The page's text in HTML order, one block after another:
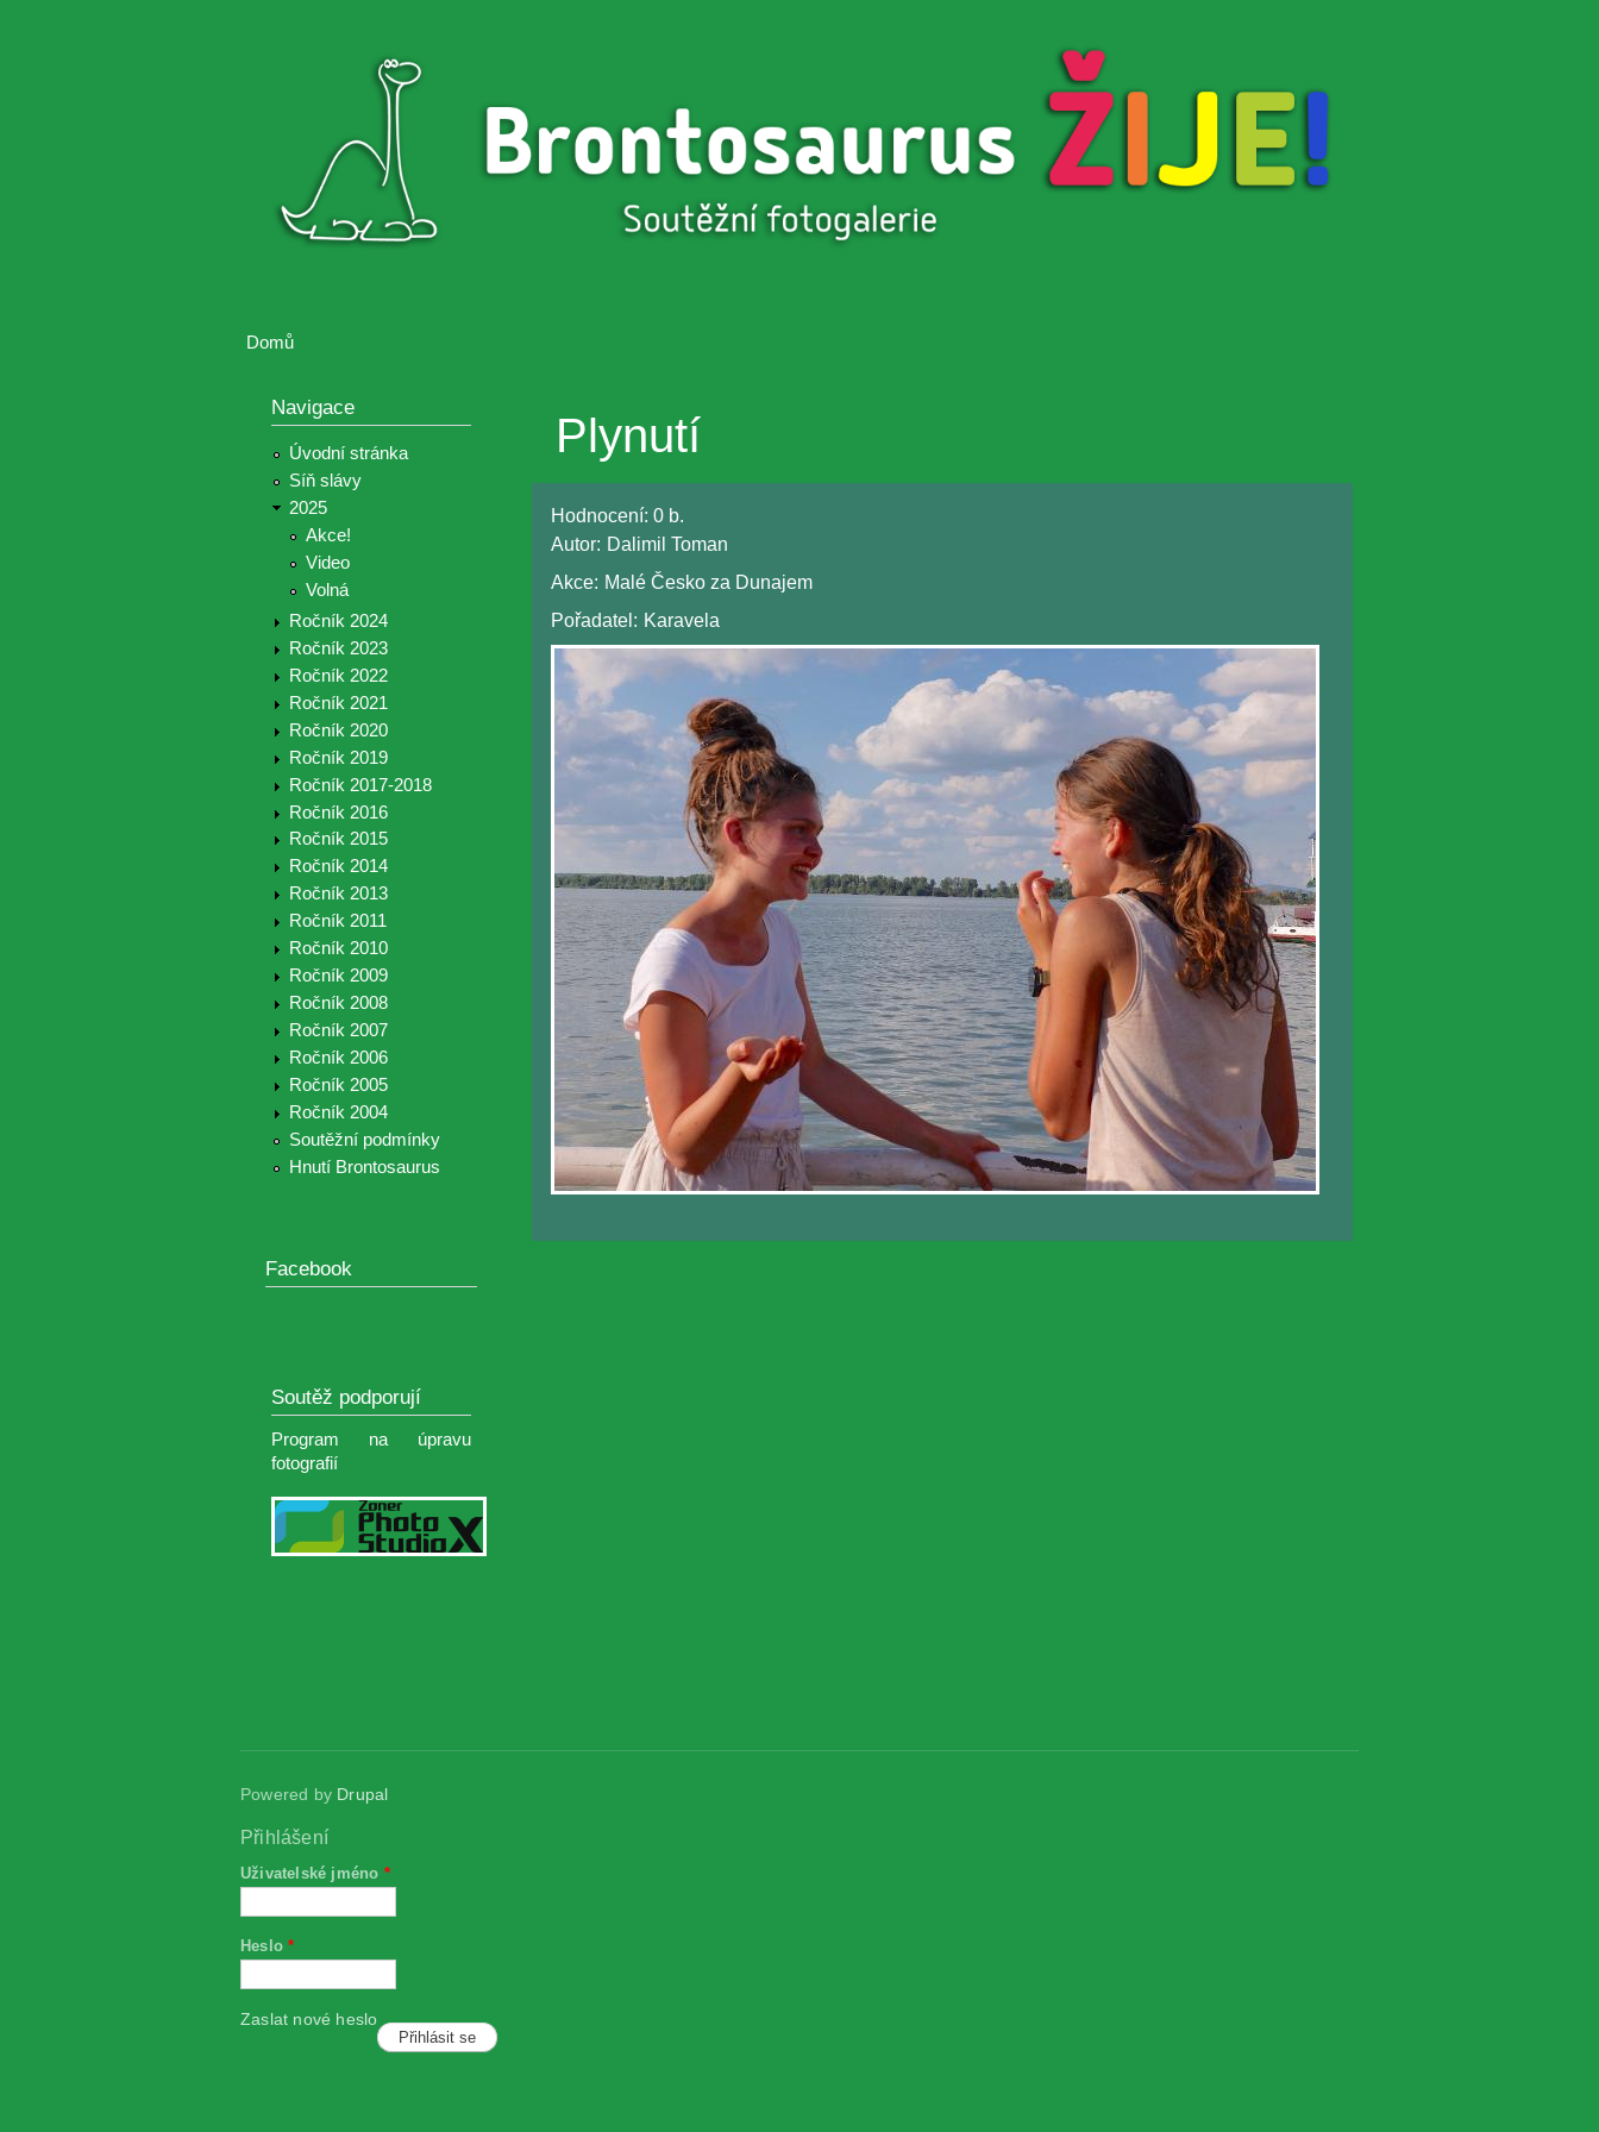
Brontosaurus
Brontosaurus
Domů
Navigace
Úvodní stránka
Síň slávy
2025
Akce!
Video
Volná
Ročník 2024
Ročník 2023
Ročník 2022
Ročník 2021
Ročník 2020
Ročník 2019
Ročník 2017-2018
Ročník 2016
Ročník 2015
Ročník 2014
Ročník 2013
Ročník 2011
Ročník 2010
Ročník 2009
Ročník 2008
Ročník 2007
Ročník 2006
Ročník 2005
Ročník 2004
Soutěžní podmínky
Hnutí Brontosaurus
Facebook
Soutěž podporují
Program na úpravu
fotografií
Plynutí
Hodnocení: 0 b.
Autor: Dalimil Toman
Akce: Malé Česko za Dunajem
Pořadatel: Karavela
Powered by Drupal
Přihlášení
Uživatelské jméno *
Heslo*
Zaslat nové heslo